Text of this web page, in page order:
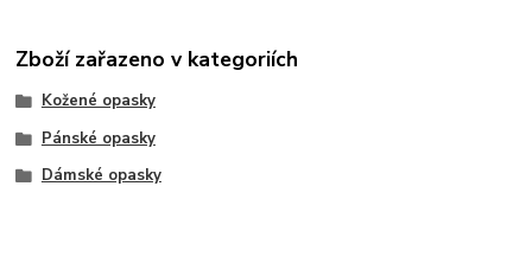
Zboží zařazeno v kategoriích
Kožené opasky
Pánské opasky
Dámské opasky